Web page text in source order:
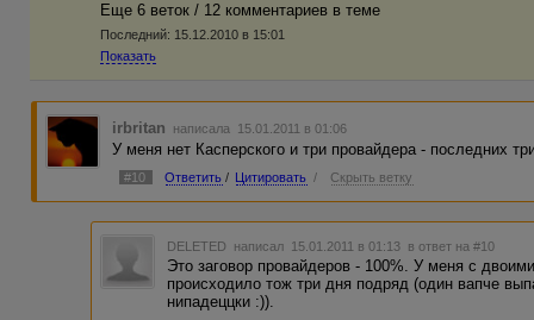
Еще 6 веток / 12 комментариев в темe
Последний: 15.12.2010 в 15:01
Показать
irbritan написала 15.01.2011 в 01:06
У меня нет Касперского и три провайдера - последних
#10 Ответить / Цитировать / Скрыть ветку
DELETED написал 15.01.2011 в 01:13 в ответ на #10
Это заговор провайдеров - 100%. У меня с
происходило тож три дня подряд (один вапче
нипадеццки :)).